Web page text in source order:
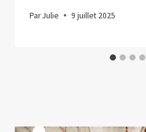
ParJulie 9 juillet 2025